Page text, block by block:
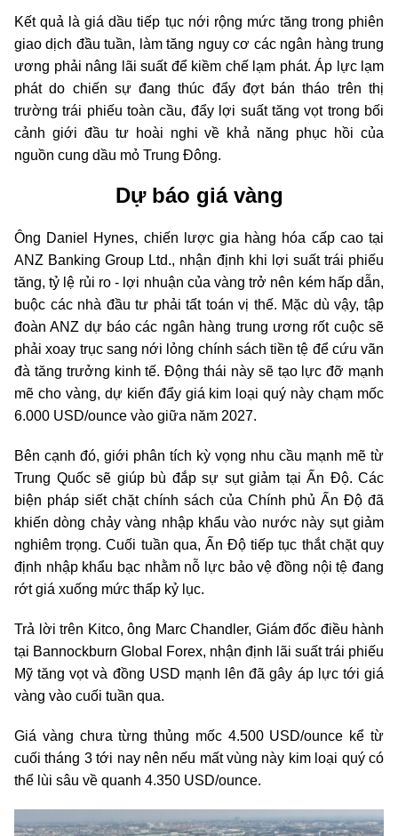
Kết quả là giá dầu tiếp tục nới rộng mức tăng trong phiên
giao dịch đầu tuần, làm tăng nguy cơ các ngân hàng trung
ương phải nâng lãi suất để kiềm chế lạm phát. Áp lực lạm
phát do chiến sự đang thúc đẩy đợt bán tháo trên thị
trường trái phiếu toàn cầu, đẩy lợi suất tăng vọt trong bối
cảnh giới đầu tư hoài nghi về khả năng phục hồi của
nguồn cung dầu mỏ Trung Đông.
Dự báo giá vàng
Ông Daniel Hynes, chiến lược gia hàng hóa cấp cao tại
ANZ Banking Group Ltd., nhận định khi lợi suất trái phiếu
tăng, tỷ lệ rủi ro - lợi nhuận của vàng trở nên kém hấp dẫn,
buộc các nhà đầu tư phải tất toán vị thế. Mặc dù vậy, tập
đoàn ANZ dự báo các ngân hàng trung ương rốt cuộc sẽ
phải xoay trục sang nới lỏng chính sách tiền tệ để cứu vãn
đà tăng trưởng kinh tế. Động thái này sẽ tạo lực đỡ mạnh
mẽ cho vàng, dự kiến đẩy giá kim loại quý này chạm mốc
6.000 USD/ounce vào giữa năm 2027.
Bên cạnh đó, giới phân tích kỳ vọng nhu cầu mạnh mẽ từ
Trung Quốc sẽ giúp bù đắp sự sụt giảm tại Ấn Độ. Các
biện pháp siết chặt chính sách của Chính phủ Ấn Độ đã
khiến dòng chảy vàng nhập khẩu vào nước này sụt giảm
nghiêm trọng. Cuối tuần qua, Ấn Độ tiếp tục thắt chặt quy
định nhập khẩu bạc nhằm nỗ lực bảo vệ đồng nội tệ đang
rớt giá xuống mức thấp kỷ lục.
Trả lời trên Kitco, ông Marc Chandler, Giám đốc điều hành
tại Bannockburn Global Forex, nhận định lãi suất trái phiếu
Mỹ tăng vọt và đồng USD mạnh lên đã gây áp lực tới giá
vàng vào cuối tuần qua.
Giá vàng chưa từng thủng mốc 4.500 USD/ounce kể từ
cuối tháng 3 tới nay nên nếu mất vùng này kim loại quý có
thể lùi sâu về quanh 4.350 USD/ounce.